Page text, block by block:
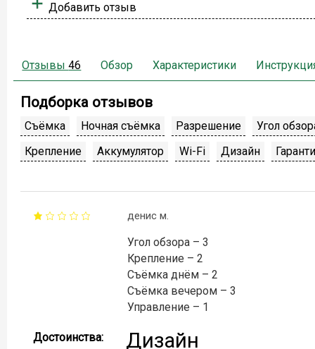
Добавить отзыв
Отзывы46 Обзор Характеристики
Подборка отзывов
Съёмка Ночная съёмка Разрешение
Угол
Крепление
Аккумулятор Wi-Fi Дизайн
денис м.
Угол обзора – 3
Крепление – 2
Съёмка днём – 2
Съёмка вечером – 3
Управление – 1
Достоинства: Дизайн